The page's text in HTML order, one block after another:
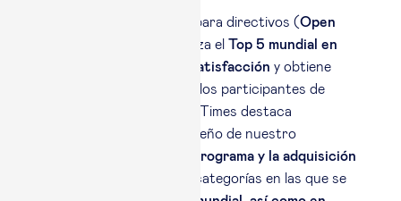
En programas abiertos para directivos (Open
), Esade alcanza el Top 5 mundial en
todas las variables de satisfacción y obtiene
una valoración global de los participantes de
. Financial Times destaca
especialmente el desempeño de nuestro
claustro, el diseño del programa y la adquisición
, categorías en las que se